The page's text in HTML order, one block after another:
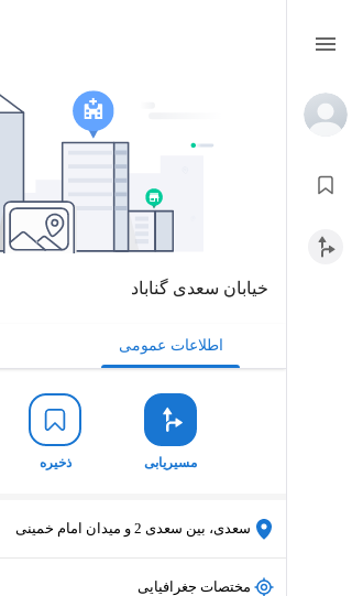
خیابان سعدی گناباد
اطلاعات عمومی
مسیریابی ذخیره
سعدی، بین سعدی 2 و میدان امام خمینی
مختصات جغرافیایی